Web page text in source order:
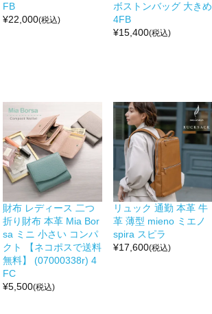
FB
¥22,000(税込)
ボストンバッグ 大きめ
4FB
¥15,400(税込)
財布 レディース 二つ
折り財布 本革 Mia Bor
sa ミニ 小さい コンパ
クト 【ネコポスで送料
無料】 (07000338r) 4
FC
¥5,500(税込)
リュック 通勤 本革 牛
革 薄型 mieno ミエノ
spira スピラ
¥17,600(税込)